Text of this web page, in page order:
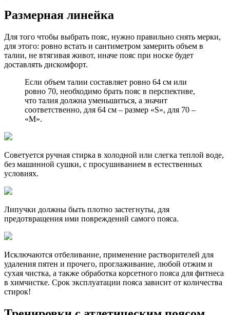
Размерная линейка
Для того чтобы выбрать пояс, нужно правильно снять мерки,
для этого: ровно встать и сантиметром замерить объем в
талии, не втягивая живот, иначе пояс при носке будет
доставлять дискомфорт.
Если объем талии составляет ровно 64 см или
ровно 70, необходимо брать пояс в перспективе,
что талия должна уменьшиться, а значит
соответственно, для 64 см – размер «S», для 70 –
«M».
Советуется ручная стирка в холодной или слегка теплой воде,
без машинной сушки, с просушиванием в естественных
условиях.
Липучки должны быть плотно застегнуты, для
предотвращения ими повреждений самого пояса.
Исключаются отбеливание, применение растворителей для
удаления пятен и прочего, проглаживание, любой отжим и
сухая чистка, а также обработка корсетного пояса для фитнеса
в химчистке. Срок эксплуатации пояса зависит от количества
стирок!